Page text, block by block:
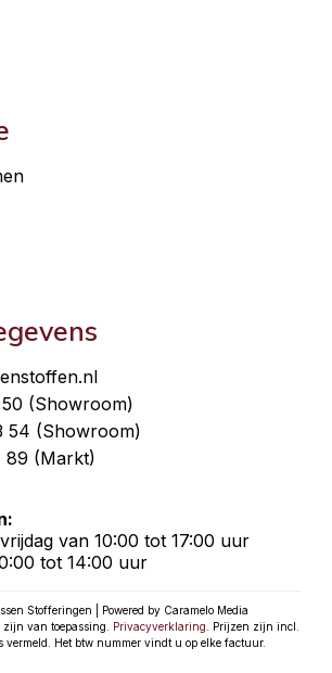
(Showroom)
54 (Showroom)
89 (Markt)
van 10:00 tot 17:00 uur
tot 14:00 uur
Stofferingen | Powered by Caramelo Media
zijn van toepassing. Privacyverklaring . Prijzen zijn incl.
vermeld. Het btw nummer vindt u op elke factuur.